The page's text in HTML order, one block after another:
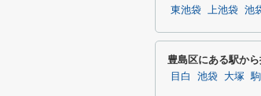
東池袋 上池袋 池
豊島区にある駅か
目白 池袋 大塚